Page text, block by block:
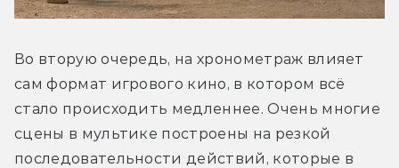
Во вторую очередь, на хронометраж влияет
сам формат игрового кино, в котором всё
стало происходить медленнее. Очень многие
сцены в мультике построены на резкой
последовательности действий, которые в